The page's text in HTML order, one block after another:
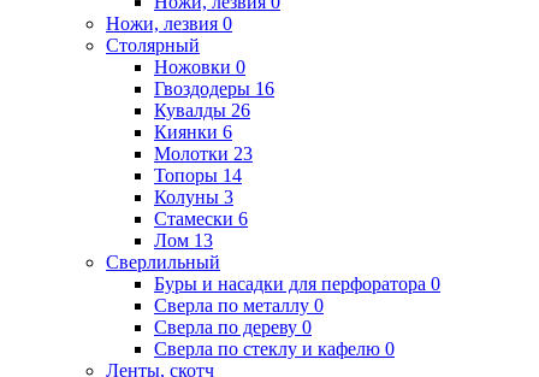
Ножи, лезвия 0
Столярный
Ножовки 0
Гвоздодеры 16
Кувалды 26
Киянки 6
Молотки 23
Топоры 14
Колуны 3
Стамески 6
Лом 13
Сверлильный
Буры и насадки для перфоратора 0
Сверла по металлу 0
Сверла по дереву 0
Сверла по стеклу и кафелю 0
Ленты, скотч